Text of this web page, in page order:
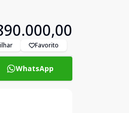
Favorito
WhatsApp